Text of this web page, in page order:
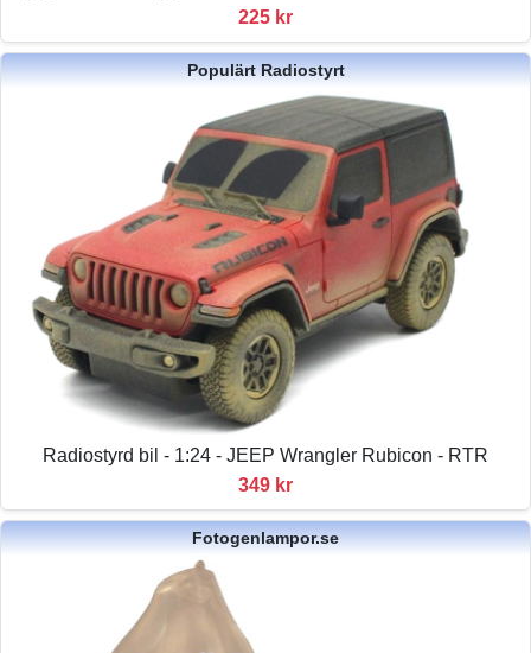
225 kr
Populärt Radiostyrt
Radiostyrd bil - 1:24 - JEEP Wrangler Rubicon - RTR
349 kr
Fotogenlampor.se